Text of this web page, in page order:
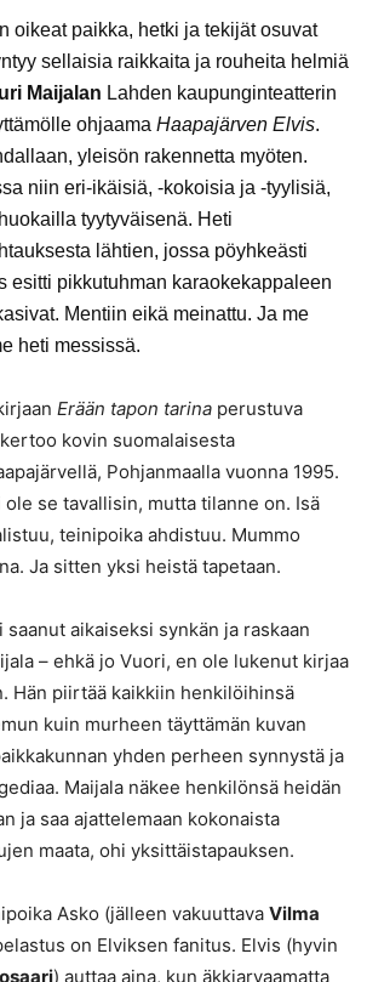
oikeat paikka, hetki ja tekijät osuvat
sellaisia raikkaita ja rouheita helmiä
Maijalan Lahden kaupunginteatterin
ohjaama Haapajärven Elvis.
yleisön rakennetta myöten.
niin eri-ikäisiä, -kokoisia ja -tyylisiä,
tyytyväisenä. Heti
lähtien, jossa pöyhkeästi
esitti pikkutuhman karaokekappaleen
Mentiin eikä meinattu. Ja me
heti messissä.
Erään tapon tarina perustuva
kovin suomalaisesta
Pohjanmaalla vuonna 1995.
se tavallisin, mutta tilanne on. Isä
teinipoika ahdistuu. Mummo
Ja sitten yksi heistä tapetaan.
aikaiseksi synkän ja raskaan
– ehkä jo Vuori, en ole lukenut kirjaa
Hän piirtää kaikkiin henkilöihinsä
kuin murheen täyttämän kuvan
yhden perheen synnystä ja
Maijala näkee henkilönsä heidän
ja saa ajattelemaan kokonaista
maata, ohi yksittäistapauksen.
Asko (jälleen vakuuttava Vilma
on Elviksen fanitus. Elvis (hyvin
) auttaa aina, kun äkkiarvaamatta